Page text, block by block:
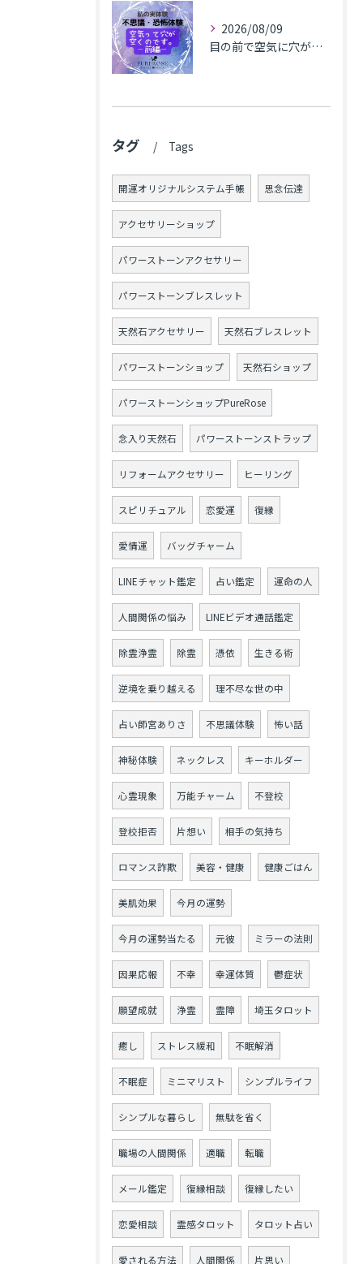
2026/08/09
目の前で​空気に穴が空いた(前編)
タグ Tags
開運オリジナルシステム手帳 思念伝達
アクセサリーショップ
パワーストーンアクセサリー
パワーストーンブレスレット
天然石アクセサリー 天然石ブレスレット
パワーストーンショップ 天然石ショップ
パワーストーンショップPureRose
念入り天然石 パワーストーンストラップ
リフォームアクセサリー ヒーリング
スピリチュアル 恋愛運 復縁
愛情運 バッグチャーム
LINEチャット鑑定 占い鑑定 運命の人
人間関係の悩み LINEビデオ通話鑑定
除霊浄霊 除霊 憑依 生きる術
逆境を乗り越える 理不尽な世の中
占い師宮ありさ 不思議体験 怖い話
神秘体験 ネックレス キーホルダー
心霊現象 万能チャーム 不登校
登校拒否 片想い 相手の気持ち
ロマンス詐欺 美容・健康 健康ごはん
美肌効果 今月の運勢
今月の運勢当たる 元彼 ミラーの法則
因果応報 不幸 幸運体質 鬱症状
願望成就 浄霊 霊障 埼玉タロット
癒し ストレス緩和 不眠解消
不眠症 ミニマリスト シンプルライフ
シンプルな暮らし 無駄を省く
職場の人間関係 適職 転職
メール鑑定 復縁相談 復縁したい
恋愛相談 霊感タロット タロット占い
愛される方法 人間関係 片思い